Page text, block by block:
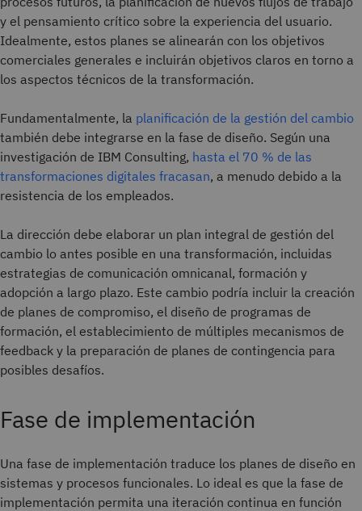
y el pensamiento crítico sobre la experiencia del usuario.
Idealmente, estos planes se alinearán con los objetivos
comerciales generales e incluirán objetivos claros en torno a
los aspectos técnicos de la transformación.
Fundamentalmente, la planificación de la gestión del cambio
también debe integrarse en la fase de diseño. Según una
investigación de IBM Consulting, hasta el 70 % de las
transformaciones digitales fracasan, a menudo debido a la
resistencia de los empleados.
La dirección debe elaborar un plan integral de gestión del
cambio lo antes posible en una transformación, incluidas
estrategias de comunicación omnicanal, formación y
adopción a largo plazo. Este cambio podría incluir la creación
de planes de compromiso, el diseño de programas de
formación, el establecimiento de múltiples mecanismos de
feedback y la preparación de planes de contingencia para
posibles desafíos.
Fase de implementación
Una fase de implementación traduce los planes de diseño en
sistemas y procesos funcionales. Lo ideal es que la fase de
implementación permita una iteración continua en función